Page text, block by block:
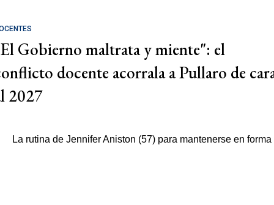
Gobierno maltrata y miente": el
docente acorrala a Pullaro de
2027